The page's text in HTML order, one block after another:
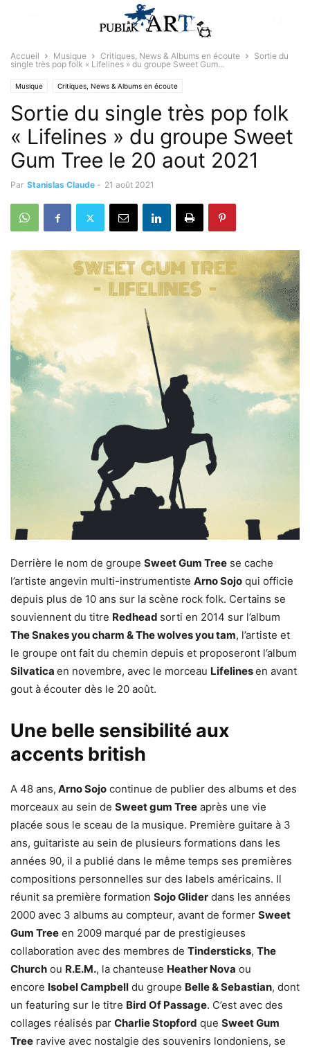
Accueil Musique Critiques, News & Albums en écoute
Sortie du
single très pop folk « Lifelines » du groupe Sweet Gum...
Musique Critiques, News & Albums en écoute
Sortie du single très pop folk
« Lifelines » du groupe Sweet
Gum Tree le 20 aout 2021
Par Stanislas Claude - 21 août 2021
Derrière le nom de groupe Sweet Gum Tree se cache
l’artiste angevin multi-instrumentiste Arno Sojo qui officie
depuis plus de 10 ans sur la scène rock folk. Certains se
souviennent du titre Redhead sorti en 2014 sur l’album
The Snakes you charm & The wolves you tam, l’artiste et
le groupe ont fait du chemin depuis et proposeront l’album
Silvatica en novembre, avec le morceau Lifelinesen avant
gout à écouter dès le 20 août.
Une belle sensibilité aux
accents british
A 48 ans, Arno Sojo continue de publier des albums et des
morceaux au sein de Sweet gum Tree après une vie
placée sous le sceau de la musique. Première guitare à 3
ans, guitariste au sein de plusieurs formations dans les
années 90, il a publié dans le même temps ses premières
compositions personnelles sur des labels américains. Il
réunit sa première formation Sojo Glider dans les années
2000 avec 3 albums au compteur, avant de former Sweet
Gum Tree en 2009 marqué par de prestigieuses
collaboration avec des membres de Tindersticks, The
Church ou R.E.M., la chanteuse Heather Nova ou
encore Isobel Campbell du groupe Belle & Sebastian, dont
un featuring sur le titre Bird Of Passage. C’est avec des
collages réalisés par Charlie Stopford que Sweet Gum
Tree ravive avec nostalgie des souvenirs londoniens, se